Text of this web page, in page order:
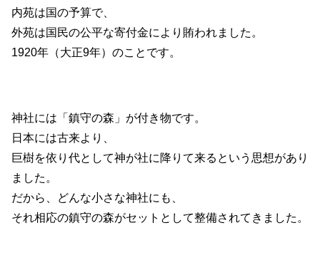
内苑は国の予算で、
外苑は国民の公平な寄付金により賄われました。
1920年（大正9年）のことです。
神社には「鎮守の森」が付き物です。
日本には古来より、
巨樹を依り代として神が社に降りて来るという思想があり
ました。
だから、どんな小さな神社にも、
それ相応の鎮守の森がセットとして整備されてきました。